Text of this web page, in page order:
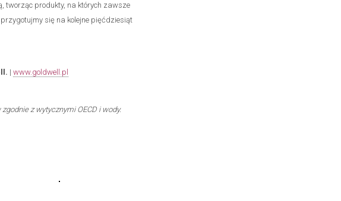
tworząc produkty, na których zawsze
się na kolejne pięćdziesiąt
| www.goldwell.pl
z wytycznymi OECD i wody.